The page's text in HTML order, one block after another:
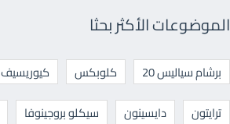
الموضوعات الأكثر بحثا
برشام سياليس 20 كلوبكس كيوريسيف
ترايتون
دايسينون سيكلو بروجينوفا